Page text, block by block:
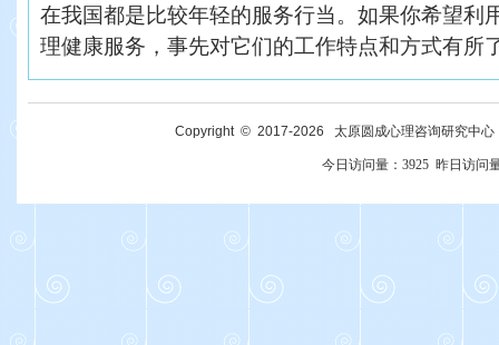
在我国都是比较年轻的服务行当。如果你希望利
理健康服务，事先对它们的工作特点和方式有所
Copyright © 2017-2026 太原圆成心理咨询研究中
今日访问量： 3925 昨日访问